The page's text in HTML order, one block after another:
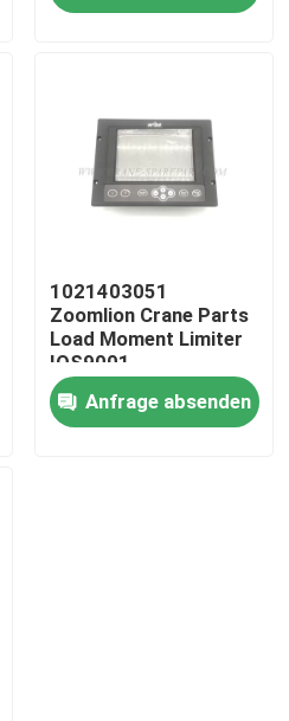
1021403051
Zoomlion Crane Parts
Load Moment Limiter
IOS9001
Anfrage absenden